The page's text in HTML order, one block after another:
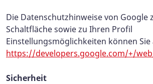
Die Datenschutzhinweise von Google
Schaltfläche sowie zu Ihren Profil
Einstellungsmöglichkeiten können
https://developers.google.com/+/
Sicherheit